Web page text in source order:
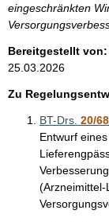
eingeschränkten
Bereitgestellt von:
25.03.2026
Zu
BT-Drs. 20/
Entwurf